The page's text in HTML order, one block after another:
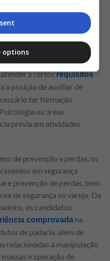
vagas atualmente em
de recursos humanos,
padeiro e analista de
para estas vagas, os
a certosrequisitos
a posição de auxiliar de
ter formação
ou áreas
prévia em atividades
de prevenção e perdas, os
em segurança
e prevenção de perdas, bem
de segurança ou varejo. Da
os candidatos
comprovada na
de padaria, além de
relacionadas à manipulação
e operação de
options